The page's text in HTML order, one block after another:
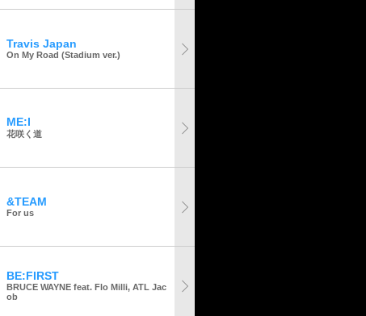
Travis Japan
On My Road (Stadium ver.)
ME:I
花咲く道
&TEAM
For us
BE:FIRST
BRUCE WAYNE feat. Flo Milli, ATL Jac
ob